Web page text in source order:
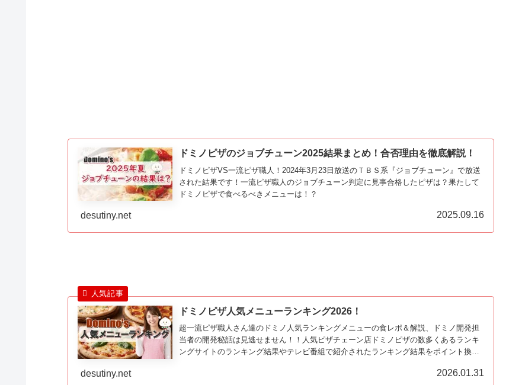
ドミノピザのジョブチューン2025結果まとめ！合否理由を徹底解説！
ドミノピザVS一流ピザ職人！2024年3月23日放送のＴＢＳ系『ジョブチューン』で放送
された結果です！一流ピザ職人のジョブチューン判定に見事合格したピザは？果たして
ドミノピザで食べるべきメニューは！？
desutiny.net 2025.09.16
ドミノピザ人気メニューランキング2026！
超一流ピザ職人さん達のドミノ人気ランキングメニューの食レポ＆解説、ドミノ開発担
当者の開発秘話は見逃せません！！人気ピザチェーン店ドミノピザの数多くあるランキ
ングサイトのランキング結果やテレビ番組で紹介されたランキング結果をポイント換算
desutiny.net 2026.01.31